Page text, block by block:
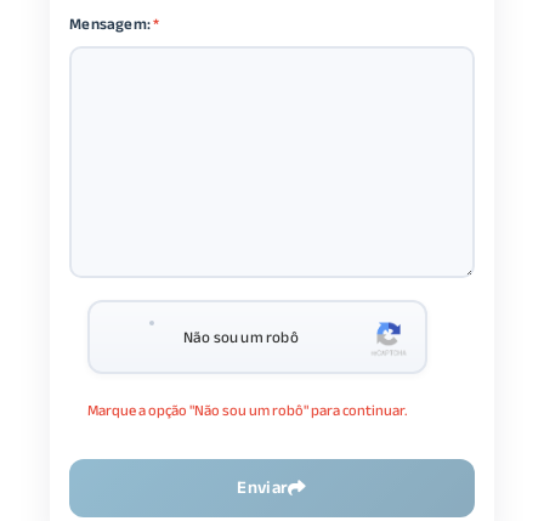
Mensagem:*
Não sou um robô
Marque a opção "Não sou um robô" para continuar.
Enviar